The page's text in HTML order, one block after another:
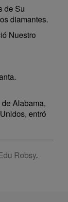
de Su
diamantes.
Nuestro
Alabama,
entró
Robsy.